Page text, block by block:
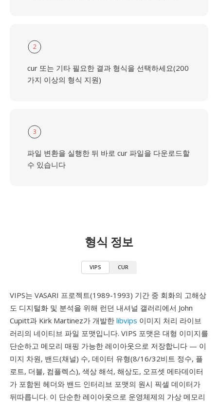
2
cur 또는 기타 필요한 결과 형식을 선택하세요(200
가지 이상의 형식 지원)
3
파일 변환을 실행한 뒤 바로 cur 파일을 다운로드할
수 있습니다
형식 정보
VIPS CUR
VIPS는 VASARI 프로젝트(1989-1993) 기간 중 회화의 고해상
도 디지털화 및 분석을 위해 런던 내셔널 갤러리에서 John
Cupitt과 Kirk Martinez가 개발한 libvips 이미지 처리 라이브
러리의 네이티브 파일 포맷입니다. VIPS 포맷은 대형 이미지를
단순하고 메모리 매핑 가능한 레이아웃으로 저장합니다 — 이
미지 차원, 밴드(채널) 수, 데이터 유형(8/16/32비트 정수, 플
로트, 더블, 컴플렉스), 색상 해석, 해상도, 오프셋 메타데이터
가 포함된 헤더와 밴드 인터리브 포맷의 원시 픽셀 데이터가
뒤따릅니다. 이 단순한 레이아웃으로 운영체제의 가상 메모리